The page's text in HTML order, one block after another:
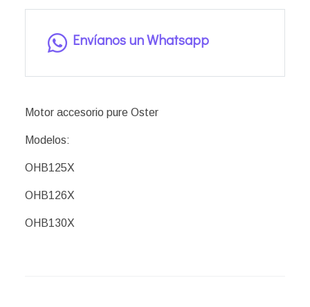
Envíanos un Whatsapp
Motor accesorio pure Oster
Modelos:
OHB125X
OHB126X
OHB130X